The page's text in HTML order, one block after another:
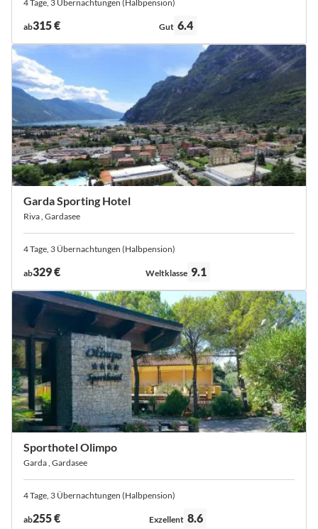
4 Tage, 3 Übernachtungen (Halbpension)
ab315 € Bewertung:
Gut 6.4
Garda Sporting Hotel
Riva , Gardasee
4 Tage, 3 Übernachtungen (Halbpension)
ab329 € Bewertung:
Weltklasse 9.1
Sporthotel Olimpo
Garda , Gardasee
4 Tage, 3 Übernachtungen (Halbpension)
ab255 € Bewertung:
Exzellent 8.6